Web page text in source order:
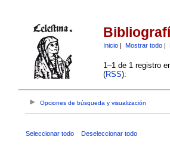
Inicio| Mostrar todo|
1–1 de 1 registro
(RSS):
Opciones de búsqueda y visualización
Seleccionar todo Deseleccionar todo